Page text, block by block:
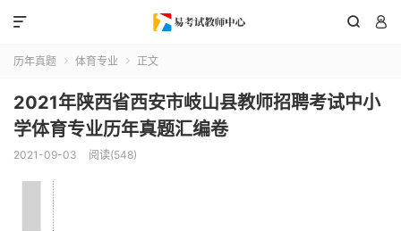
 

历年真题  体育专业  正文
2021年陕西省西安市岐山县教师招聘考试中小
学体育专业历年真题汇编卷
2021-09-03 阅读(548)